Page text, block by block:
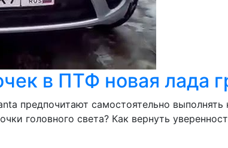
в ПТФ новая лада
предпочитают самостоятельно
головного света? Как вернуть